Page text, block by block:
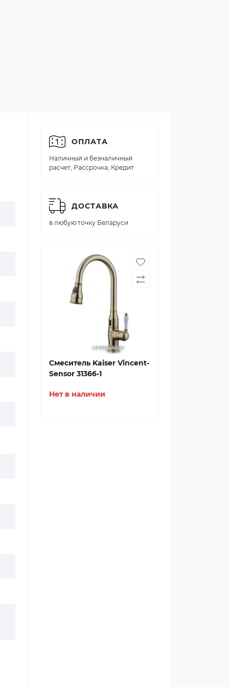
ОПЛАТА
Наличный и безналичный
расчет, Рассрочка, Кредит
ДОСТАВКА
в любую точку Беларуси
Смеситель Kaiser Vincent-
Sensor 31366-1
Нет в наличии